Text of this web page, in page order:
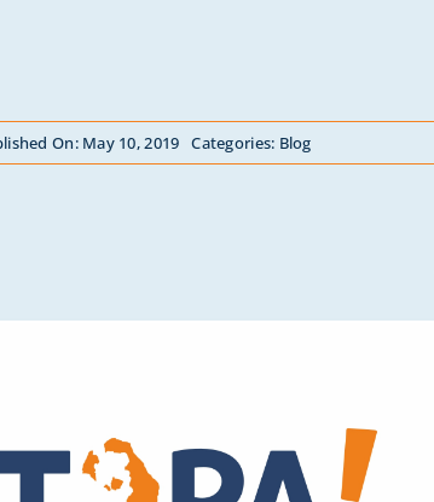
On: May 10, 2019 Categories: Blog